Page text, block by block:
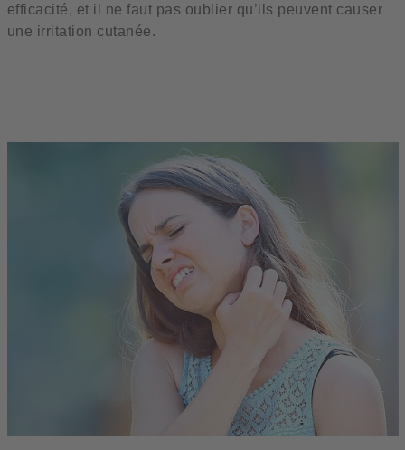
efficacité, et il ne faut pas oublier qu’ils peuvent causer
une irritation cutanée.